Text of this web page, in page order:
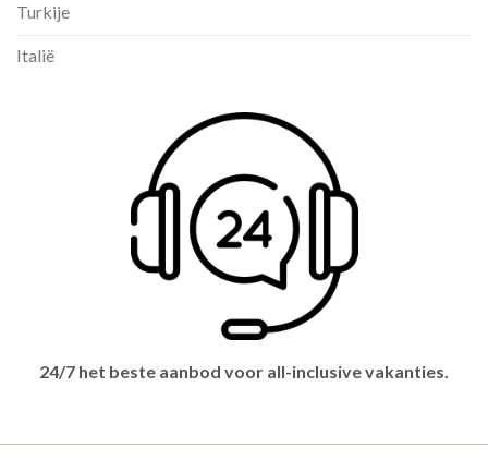
Turkije
Italië
24/7 het beste aanbod voor all-inclusive vakanties.